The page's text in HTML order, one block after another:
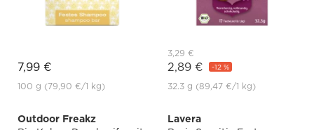
7,99 €
100 g (79,90 €/1 kg)
3,29 €
2,89 € -12 %
32.3 g (89,47 €/1 kg)
Outdoor Freakz
Lavera